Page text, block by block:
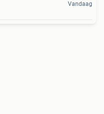
Vandaag